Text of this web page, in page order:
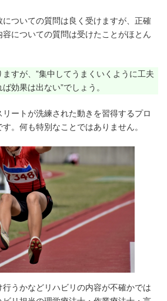
についての質問は良く受けますが、正確
についての質問は受けたことがほとん
すが、”集中してうまくいくように工夫
効果は出ない”でしょう。
ートが洗練された動きを習得するプロ
。何も特別なことではありません。
うかなどリハビリの内容が不確かでは